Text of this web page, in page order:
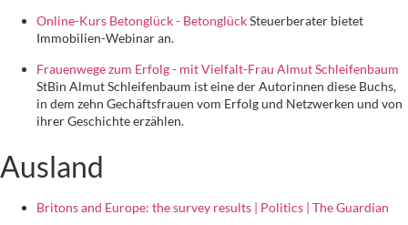
Online-Kurs Betonglück - BetonglückSteuerberater bietet
Immobilien-Webinar an.
Frauenwege zum Erfolg - mit Vielfalt-Frau Almut Schleifenbaum
StBin Almut Schleifenbaum ist eine der Autorinnen diese Buchs,
in dem zehn Gechäftsfrauen vom Erfolg und Netzwerken und von
ihrer Geschichte erzählen.
Ausland
Britons and Europe: the survey results | Politics | The Guardian